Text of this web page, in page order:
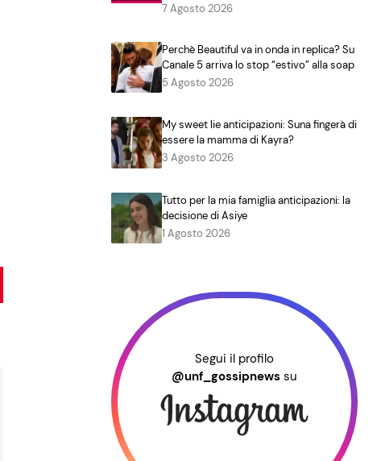
7 Agosto 2026
Perchè Beautiful va in onda in replica? Su
Canale 5 arriva lo stop “estivo” alla soap
5 Agosto 2026
My sweet lie anticipazioni: Suna fingerà di
essere la mamma di Kayra?
3 Agosto 2026
Tutto per la mia famiglia anticipazioni: la
decisione di Asiye
1 Agosto 2026
Segui il profilo
@unf_gossipnews su